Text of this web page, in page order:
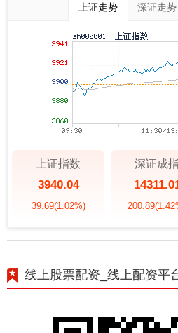
上证走势 深证走势
上证指数
3940.04
39.69(1.02%)
深证成指
200.89
线上股票配资_线上配资平